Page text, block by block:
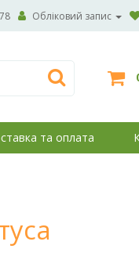
Обліковий запис
та оплата